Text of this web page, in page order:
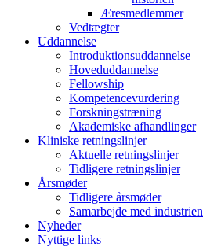
Æresmedlemmer
Vedtægter
Uddannelse
Introduktionsuddannelse
Hoveduddannelse
Fellowship
Kompetencevurdering
Forskningstræning
Akademiske afhandlinger
Kliniske retningslinjer
Aktuelle retningslinjer
Tidligere retningslinjer
Årsmøder
Tidligere årsmøder
Samarbejde med industrien
Nyheder
Nyttige links